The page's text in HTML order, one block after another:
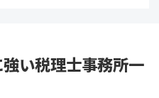
い税理士事務所一